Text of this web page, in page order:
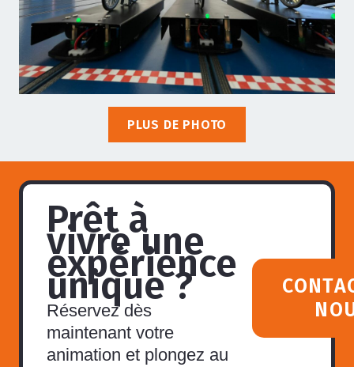
PLUS DE PHOTO
Prêt à
vivre une
expérience
unique ?
Réservez dès
maintenant votre
animation et plongez au